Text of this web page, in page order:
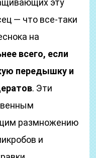
эту
— что все-таки
на
всего, если
передышку и
. Эти
размножению
и